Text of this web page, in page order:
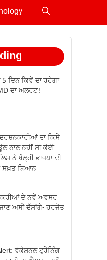
ਦਿਨ ਕਿਵੇਂ ਦਾ ਰਹੇਗਾ
ਦਾ ਅਲਰਟ!
ਦਾ ਕਿਸੇ
ਨਾਲ ਨਹੀਂ ਸੀ ਕੋਈ
ਨੇ ਖੋਲ੍ਹੀ ਭਾਜਪਾ ਦੀ
ਸਖ਼ਤ ਬਿਆਨ
ਦੇ ਨਵੇਂ ਅਵਸਰ
ਅਸੀਂ ਦੱਸਾਂਗੇ- ਹਰਜੋਤ
ਵੋਕੇਸ਼ਨਲ ਟ੍ਰੇਨਿੰਗ